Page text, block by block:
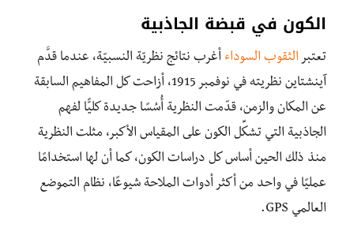
الكون في قبضة الجاذبية
تعتبر الثقوب السوداء أغرب نتائج نظريّة النسبيّة، عندما قدَّم
آينشتاين نظريته في نوفمبر 1915، أزاحت كل المفاهيم السابقة
عن المكان والزمن، قدّمت النظرية أُسُسًا جديدة كليًّا لفهم
الجاذبية التي تشكِّل الكون على المقياس الأكبر، مثلت النظرية
منذ ذلك الحين أساس كل دراسات الكون، كما أن لها استخدامًا
عمليًا في واحد من أكثر أدوات الملاحة شيوعًا، نظام التموضع
العالمي GPS.